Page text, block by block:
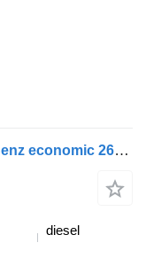
Întinzător servodirecţie Mercedes-Benz economic 2629 (01.98-) A9444610040 pentru cap tractor Mercedes-Benz Econic (1998-2014)
diesel